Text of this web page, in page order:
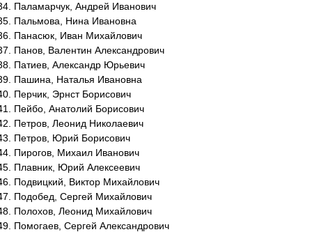
Паламарчук, Андрей Иванович
Пальмова, Нина Ивановна
Панасюк, Иван Михайлович
Панов, Валентин Александрович
Патиев, Александр Юрьевич
Пашина, Наталья Ивановна
Перчик, Эрнст Борисович
Пейбо, Анатолий Борисович
Петров, Леонид Николаевич
Петров, Юрий Борисович
Пирогов, Михаил Иванович
Плавник, Юрий Алексеевич
Подвицкий, Виктор Михайлович
Подобед, Сергей Михайлович
Полохов, Леонид Михайлович
Помогаев, Сергей Александрович